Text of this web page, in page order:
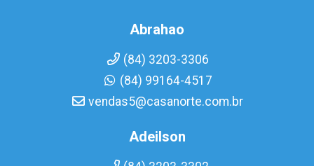
Abrahao
(84) 3203-3306
(84) 99164-4517
vendas5@casanorte.com.br
Adeilson